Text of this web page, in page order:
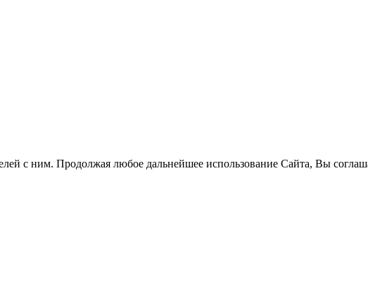
с ним. Продолжая любое дальнейшее использование Сайта, Вы